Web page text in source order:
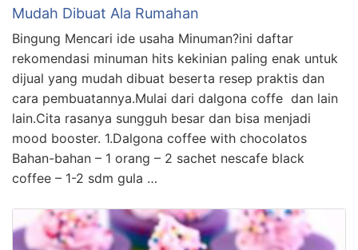
Mudah Dibuat Ala Rumahan
Bingung Mencari ide usaha Minuman?ini daftar
rekomendasi minuman hits kekinian paling enak untuk
dijual yang mudah dibuat beserta resep praktis dan
cara pembuatannya.Mulai dari dalgona coffe dan lain
lain.Cita rasanya sungguh besar dan bisa menjadi
mood booster. 1.Dalgona coffee with chocolatos
Bahan-bahan – 1 orang – 2 sachet nescafe black
coffee – 1-2 sdm gula …